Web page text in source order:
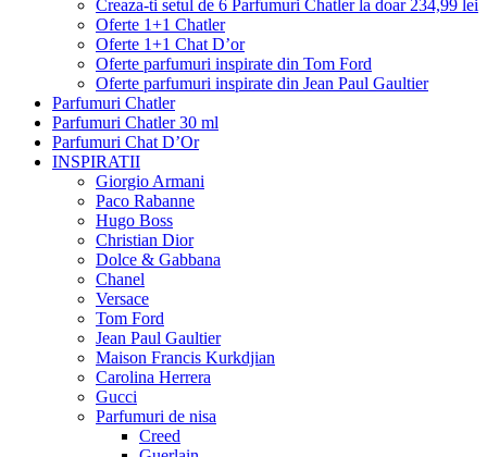
Creaza-ti setul de 6 Parfumuri Chatler la doar 234,99 lei
Oferte 1+1 Chatler
Oferte 1+1 Chat D’or
Oferte parfumuri inspirate din Tom Ford
Oferte parfumuri inspirate din Jean Paul Gaultier
Parfumuri Chatler
Parfumuri Chatler 30 ml
Parfumuri Chat D’Or
INSPIRATII
Giorgio Armani
Paco Rabanne
Hugo Boss
Christian Dior
Dolce & Gabbana
Chanel
Versace
Tom Ford
Jean Paul Gaultier
Maison Francis Kurkdjian
Carolina Herrera
Gucci
Parfumuri de nisa
Creed